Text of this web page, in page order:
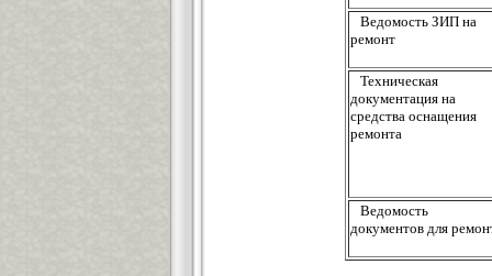
Ведомость ЗИП на
ремонт
Техническая
документация на
средства оснащения
ремонта
Ведомость
документов для